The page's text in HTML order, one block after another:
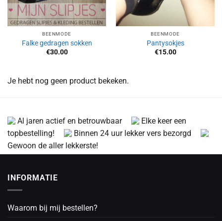
BEENMODE
Falke gedragen sokken
€30.00
BEENMODE
Pantysokjes
€15.00
Je hebt nog geen product bekeken.
Al jaren actief en betrouwbaar
Elke keer een
topbestelling!
Binnen 24 uur lekker vers bezorgd
Gewoon de aller lekkerste!
INFORMATIE
Waarom bij mij bestellen?